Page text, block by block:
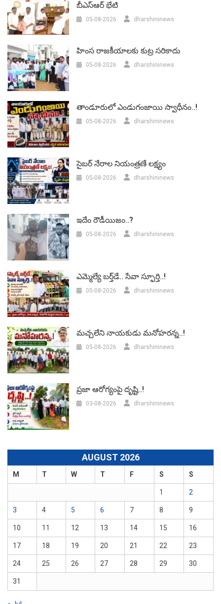
బీఎస్‌ఆర్‌ భేటి
05-08-2026 dharshininews
హింస రాజకీయాలకు కుట్ర సరికాదు
05-08-2026 dharshininews
తాండూరులో ఎండుగంజాయి స్వాధీనం..!
05-08-2026 dharshininews
సైబర్ నేరాల నియంత్రణే లక్ష్యం
05-08-2026 dharshininews
ఇదేం రౌడీయిజం..?
05-08-2026 dharshininews
ఎమ్మెల్యే బర్త్‌డే.. సేవా స్ఫూర్తి..!
05-08-2026 dharshininews
మచ్చలేని నాయకుడు మనోహరన్న..!
05-08-2026 dharshininews
ప్రజా ఆరోగ్యంపై దృష్టి..!
03-08-2026 dharshininews
AUGUST 2026
M T W T F S S
1 2
3 4 5 6 7 8 9
10 11 12 13 14 15 16
17 18 19 20 21 22 23
24 25 26 27 28 29 30
31